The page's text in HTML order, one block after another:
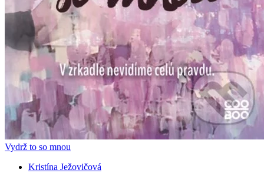
Vydrž to so mnou
Kristína Ježovičová